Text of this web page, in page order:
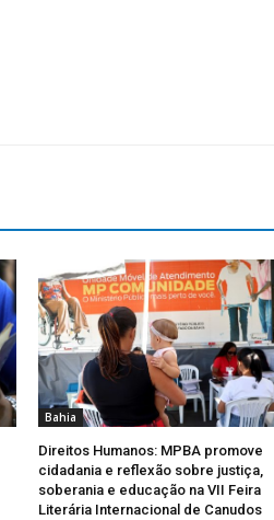
Bahia
Direitos Humanos: MPBA promove
cidadania e reflexão sobre justiça,
soberania e educação na VII Feira
Literária Internacional de Canudos